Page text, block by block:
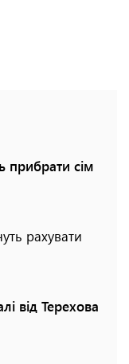
прибрати сім
рахувати
від Терехова